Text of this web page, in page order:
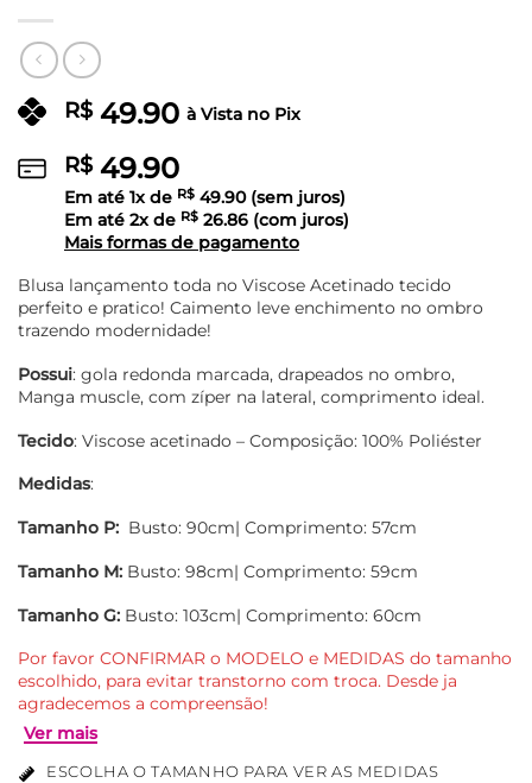
R$49.90 à Vista no Pix
R$49.90
Em até 1x de R$ 49.90(sem juros)
Em até 2x de R$ 26.86 (com juros)
Mais formas de pagamento
Blusa lançamento toda no Viscose Acetinado tecido
perfeito e pratico! Caimento leve enchimento no ombro
trazendo modernidade!
Possui: gola redonda marcada, drapeados no ombro,
Manga muscle, com zíper na lateral, comprimento ideal.
Tecido: Viscose acetinado – Composição: 100% Poliéster
Medidas:
Tamanho P: Busto: 90cm| Comprimento: 57cm
Tamanho M: Busto: 98cm| Comprimento: 59cm
Tamanho G: Busto: 103cm| Comprimento: 60cm
Por favor CONFIRMAR o MODELO e MEDIDAS do tamanho
escolhido, para evitar transtorno com troca. Desde ja
agradecemos a compreensão!
ESCOLHA O TAMANHO PARA VER AS MEDIDAS